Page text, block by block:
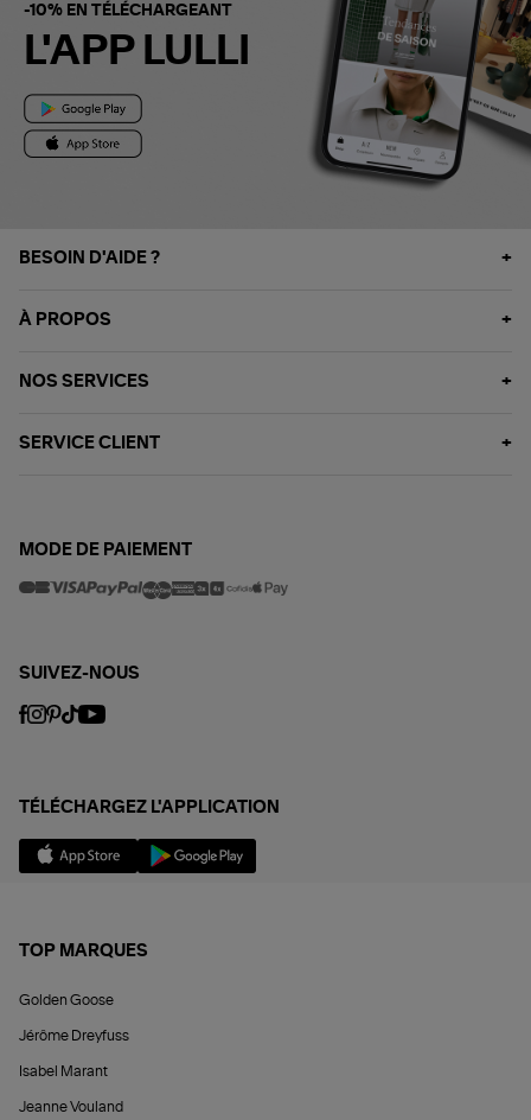
-10% EN TÉLÉCHARGEANT
L'APP LULLI
BESOIN D'AIDE ?
À PROPOS
NOS SERVICES
SERVICE CLIENT
MODE DE PAIEMENT
SUIVEZ-NOUS
TÉLÉCHARGEZ L'APPLICATION
TOP MARQUES
Golden Goose
Jérôme Dreyfuss
Isabel Marant
Jeanne Vouland